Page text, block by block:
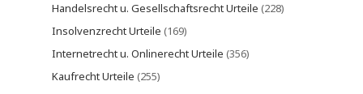
Handelsrecht u. Gesellschaftsrecht Urteile (228)
Insolvenzrecht Urteile (169)
Internetrecht u. Onlinerecht Urteile (356)
Kaufrecht Urteile (255)